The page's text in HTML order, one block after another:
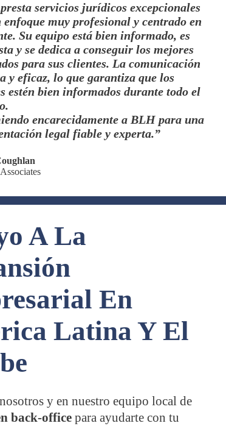
servicios jurídicos excepcionales
enfoque muy profesional y centrado en
Su equipo está bien informado, es
y se dedica a conseguir los mejores
para sus clientes. La comunicación
y eficaz, lo que garantiza que los
estén bien informados durante todo el
encarecidamente a BLH para una
legal fiable y experta.”
A La
En
Latina Y El
y en nuestro equipo local de
back-officepara ayudarte con tu